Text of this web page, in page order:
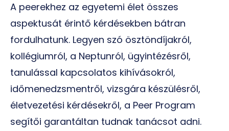
A peerekhez az egyetemi élet összes
aspektusát érintő kérdésekben bátran
fordulhatunk. Legyen szó ösztöndíjakról,
kollégiumról, a Neptunról, ügyintézésről,
tanulással kapcsolatos kihívásokról,
időmenedzsmentről, vizsgára készülésről,
életvezetési kérdésekről, a Peer Program
segítői garantáltan tudnak tanácsot adni.